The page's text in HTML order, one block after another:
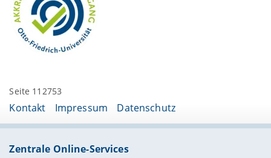
Seite 112753
Kontakt Impressum Datenschutz
Zentrale Online-Services